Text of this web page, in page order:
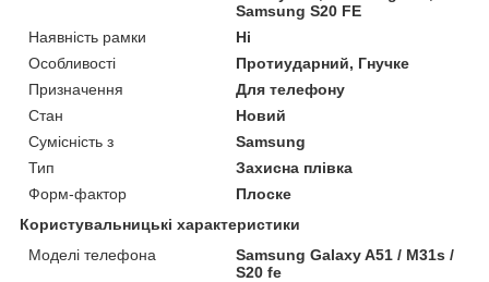
Samsung S20 FE
Наявність рамки
Ні
Особливості
Протиударний, Гнучке
Призначення
Для телефону
Стан
Новий
Сумісність з
Samsung
Тип
Захисна плівка
Форм-фактор
Плоске
Користувальницькі характеристики
Моделі телефона
Samsung Galaxy A51 / M31s /
S20 fe